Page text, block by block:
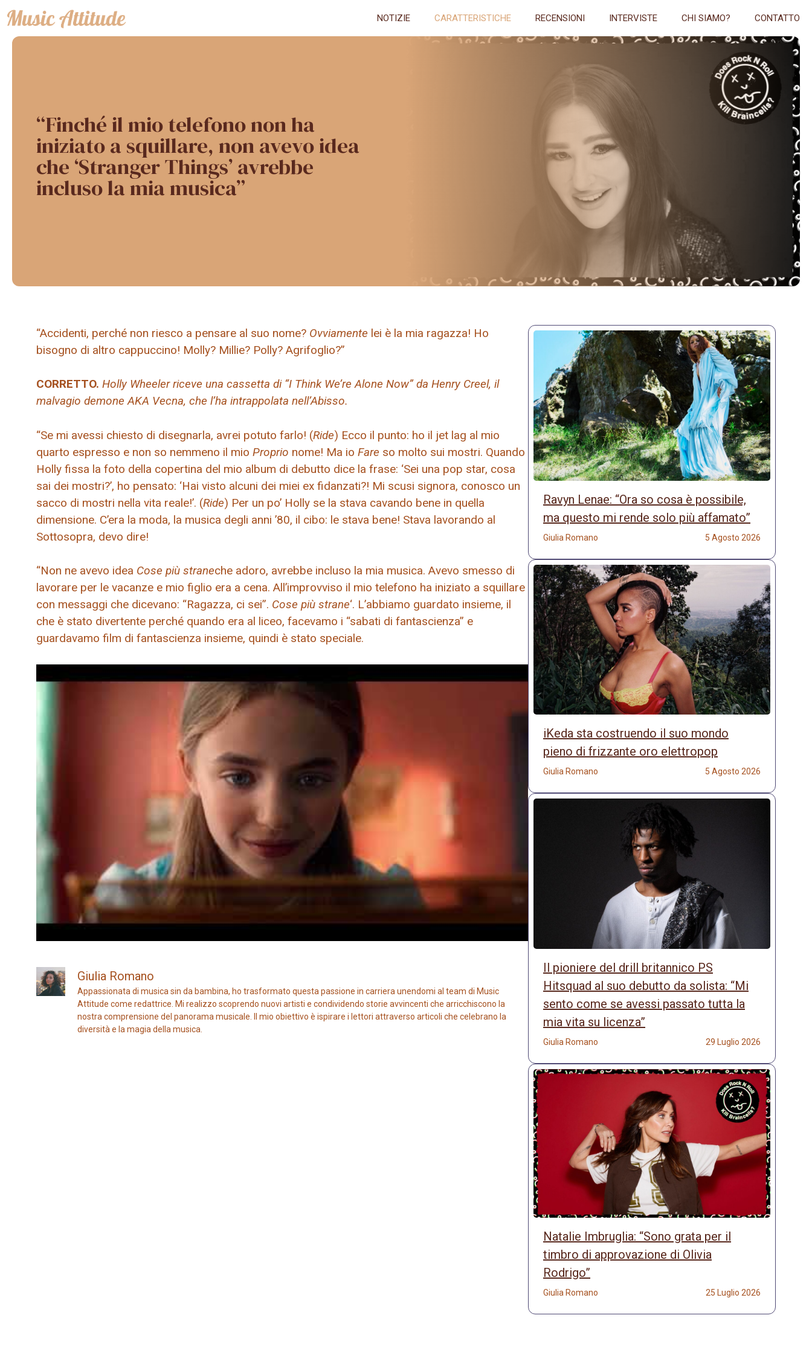
Vai
al
contenuto
NOTIZIE CARATTERISTICHE RECENSIONI INTERVISTE CHI SIAMO? CONTATTO
“Finché il mio telefono non ha
iniziato a squillare, non avevo idea
che ‘Stranger Things’ avrebbe
incluso la mia musica”
“Accidenti, perché non riesco a pensare al suo nome? Ovviamente lei è la mia ragazza! Ho
bisogno di altro cappuccino! Molly? Millie? Polly? Agrifoglio?”
CORRETTO. Holly Wheeler riceve una cassetta di “I Think We’re Alone Now” da Henry Creel, il
malvagio demone AKA Vecna, che l’ha intrappolata nell’Abisso.
“Se mi avessi chiesto di disegnarla, avrei potuto farlo! (Ride) Ecco il punto: ho il jet lag al mio
quarto espresso e non so nemmeno il mio Proprio nome! Ma io Fare so molto sui mostri. Quando
Holly fissa la foto della copertina del mio album di debutto dice la frase: ‘Sei una pop star, cosa
sai dei mostri?’, ho pensato: ‘Hai visto alcuni dei miei ex fidanzati?! Mi scusi signora, conosco un
sacco di mostri nella vita reale!’. (Ride) Per un po’ Holly se la stava cavando bene in quella
dimensione. C’era la moda, la musica degli anni ’80, il cibo: le stava bene! Stava lavorando al
Sottosopra, devo dire!
“Non ne avevo idea Cose più straneche adoro, avrebbe incluso la mia musica. Avevo smesso di
lavorare per le vacanze e mio figlio era a cena. All’improvviso il mio telefono ha iniziato a squillare
con messaggi che dicevano: “Ragazza, ci sei”. Cose più strane‘. L’abbiamo guardato insieme, il
che è stato divertente perché quando era al liceo, facevamo i “sabati di fantascienza” e
guardavamo film di fantascienza insieme, quindi è stato speciale.
Giulia Romano
Appassionata di musica sin da bambina, ho trasformato questa passione in carriera unendomi al team di Music
Attitude come redattrice. Mi realizzo scoprendo nuovi artisti e condividendo storie avvincenti che arricchiscono la
nostra comprensione del panorama musicale. Il mio obiettivo è ispirare i lettori attraverso articoli che celebrano la
diversità e la magia della musica.
Ravyn Lenae: “Ora so cosa è possibile,
ma questo mi rende solo più affamato”
Giulia Romano 5 Agosto 2026
iKeda sta costruendo il suo mondo
pieno di frizzante oro elettropop
Giulia Romano 5 Agosto 2026
Il pioniere del drill britannico PS
Hitsquad al suo debutto da solista: “Mi
sento come se avessi passato tutta la
mia vita su licenza”
Giulia Romano 29 Luglio 2026
Natalie Imbruglia: “Sono grata per il
timbro di approvazione di Olivia
Rodrigo”
Giulia Romano 25 Luglio 2026